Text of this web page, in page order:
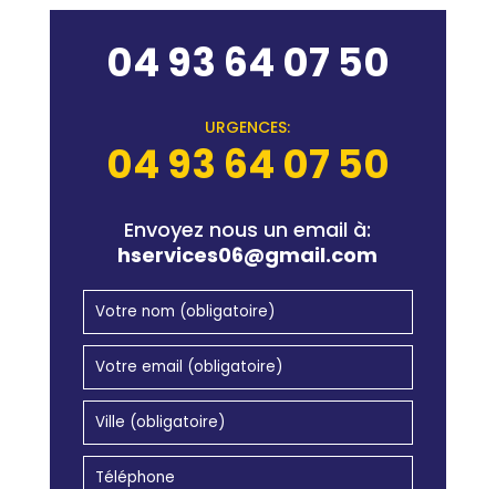
04 93 64 07 50
URGENCES:
04 93 64 07 50
Envoyez nous un email à:
hservices06@gmail.com